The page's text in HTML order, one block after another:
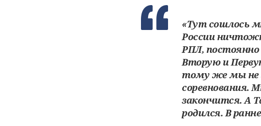
«Тут сошлось
России
РПЛ, постоянно
Вторую и
тому же мы не
соревнования.
закончится. А
родился. В